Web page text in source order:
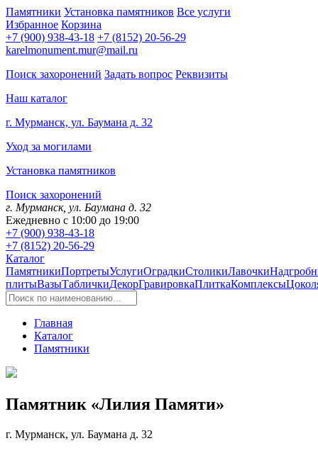
Памятники Установка памятников Все услуги
Избранное Корзина
+7 (900) 938-43-18 +7 (8152) 20-56-29
karelmonument.mur@mail.ru
Поиск захоронений Задать вопрос Реквизиты
Наш каталог
г. Мурманск, ул. Баумана д. 32
Уход за могилами
Установка памятников
Поиск захоронений
г. Мурманск, ул. Баумана д. 32
Ежедневно с 10:00 до 19:00
+7 (900) 938-43-18
+7 (8152) 20-56-29
Каталог
ПамятникиПортретыУслугиОградкиСтоликиЛавочки
плитыВазыТабличкиДекорГравировкаПлиткаКомплексы
Главная
Каталог
Памятники
Памятник «Лилия Памяти»
г. Мурманск, ул. Баумана д. 32